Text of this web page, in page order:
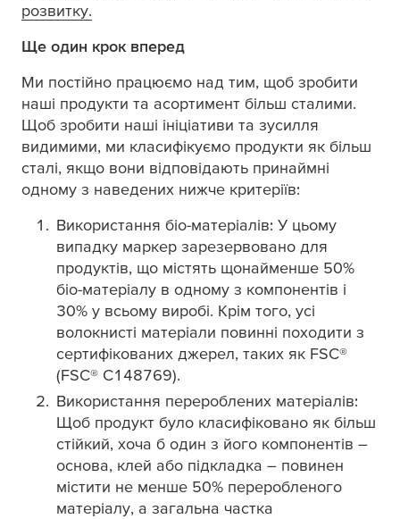
розвитку.​
Ще один крок вперед
Ми постійно працюємо над тим, щоб зробити
наші продукти та асортимент більш сталими.
Щоб зробити наші ініціативи та зусилля
видимими, ми класифікуємо продукти як більш
сталі, якщо вони відповідають принаймні
одному з наведених нижче критеріїв:
Використання біо-матеріалів: У цьому
випадку маркер зарезервовано для
продуктів, що містять щонайменше 50%
біо-матеріалу в одному з компонентів і
30% у всьому виробі. Крім того, усі
волокнисті матеріали повинні походити з
сертифікованих джерел, таких як FSC®
(FSC® C148769).
Використання перероблених матеріалів:
Щоб продукт було класифіковано як більш
стійкий, хоча б один з його компонентів –
основа, клей або підкладка – повинен
містити не менше 50% переробленого
матеріалу, а загальна частка